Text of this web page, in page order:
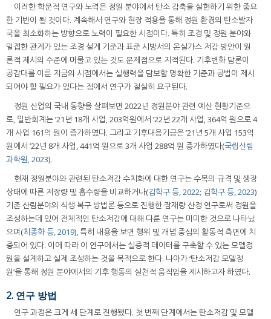
이러한 학문적 연구와 노력은 정원 분야에서 탄소 감축을 실현하기 위한 중요
한 기반이 될 것이다. 계속해서 연구와 현장 적용을 통해 정원 환경의 탄소발자
국을 최소화하는 방향으로 노력이 필요한 시점이다. 특히 조경 및 정원 분야와
밀접한 관계가 있는 조경 설계 기준과 표준 시방서의 온실가스 저감 방안이 원
론적 제시의 수준에 머물고 있는 것도 문제점으로 지적된다. 기후변화 담론이
공감대를 이룬 지금의 시점에서는 실행력을 담보할 명확한 기준과 공법이 제시
되어야 할 필요가 있다는 점에서 연구가 절실히 요구된다.
정원 산업의 국내 동향을 살펴보면 2022년 정원분야 관련 예산 현황기준으
로, 일반회계는 ’21년 18개 사업, 203억원에서 ’22년 22개 사업, 364억 원으로 4
개 사업 161억 원이 증가하였다. 그리고 기후대응기금은 ’21년 5개 사업 153억
원에서 ’22년 8개 사업, 441억 원으로 3개 사업 288억 원 증가하였다(국립산림
과학원, 2023).
현재 정원분야와 관련된 탄소저감 수치화에 대한 연구는 수목의 규격 및 생장
상태에 따른 저장량 및 흡수량을 비교하거나(김학구 등, 2022; 김학구 등, 2023)
기존 산림분야의 식생 복구 방법론 등으로 진행한 잠재량 산정 연구로써 정원을
조성하는데 있어 전체적인 탄소저감에 대해 다룬 연구는 미미한 것으로 나타났
으며(최종화 등, 2019), 특히 내용을 보면 행위 및 개념 중심의 활동적 측면에 치
중되어 있다. 이에 따라 이 연구에서는 실증적 데이터를 구축할 수 있는 모델정
원을 설계하고 실제 조성하는 것을 목적으로 한다. 나아가 ‘탄소저감 모델정
원’을 통해 정원 분야에서의 기후 행동의 실천적 움직임을 제시하고자 하였다.
2. 연구 방법
연구 과정은 크게 세 단계로 진행됐다. 첫 번째 단계에서는 탄소저감 및 모델